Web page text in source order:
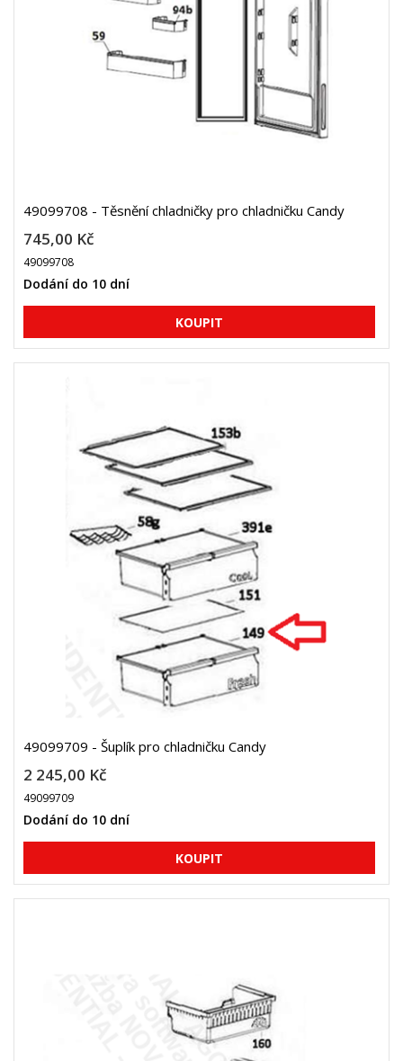
49099708 - Těsnění chladničky pro chladničku Candy
745,00 Kč
49099708
Dodání do 10 dní
49099709 - Šuplík pro chladničku Candy
2 245,00 Kč
49099709
Dodání do 10 dní